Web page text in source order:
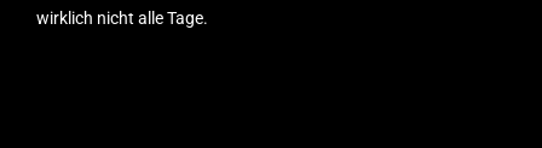
wirklich nicht alle Tage.